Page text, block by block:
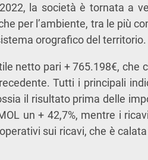
la società è tornata a
per l’ambiente, tra le più
orografico del territorio.
netto pari + 765.198€, che
Tutti i principali
il risultato prima delle
un + 42,7%, mentre i
sui ricavi, che è